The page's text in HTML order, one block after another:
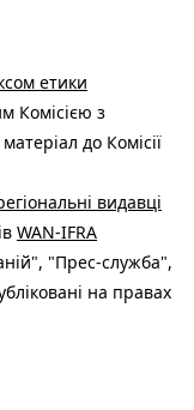
етики
Комісією з
до Комісії
видавці
WAN-IFRA
"Прес-служба",
на правах